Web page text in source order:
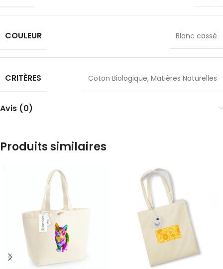
COULEUR Blanc cassé
CRITÈRES Coton Biologique, Matières Naturelles
Avis (0)
Produits similaires